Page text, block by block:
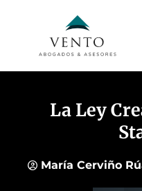
La Ley
María Cerviño